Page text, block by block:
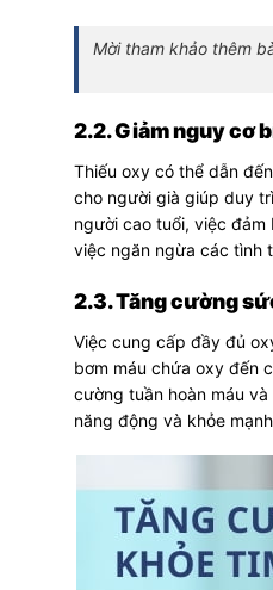
Mời tham khảo thêm
2.2. Giảm nguy cơ
Thiếu oxy có thể dẫn
cho người già giúp duy
người cao tuổi, việc
việc ngăn ngừa các tình
2.3. Tăng cường
Việc cung cấp đầy đủ
bơm máu chứa oxy đến
cường tuần hoàn máu
năng động và khỏe